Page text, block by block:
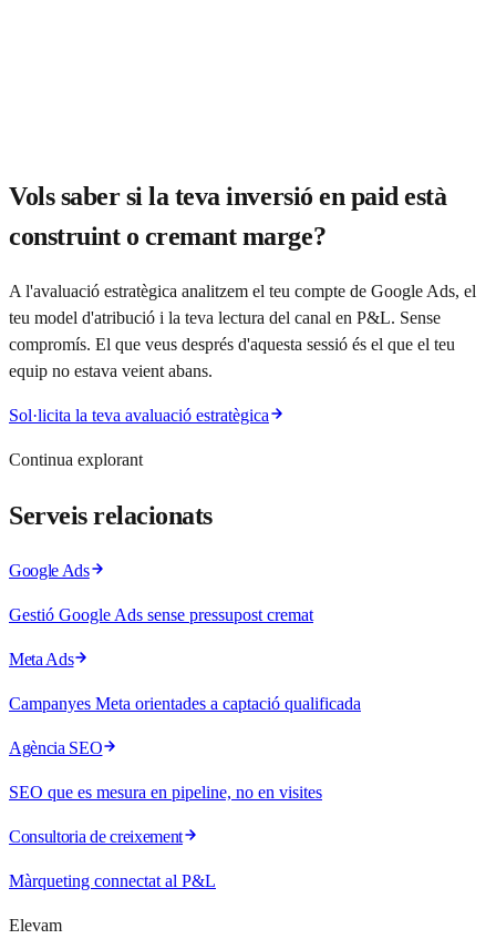
Vols saber si la teva inversió en paid està
construint o cremant marge?
A l'avaluació estratègica analitzem el teu compte de Google Ads, el
teu model d'atribució i la teva lectura del canal en P&L. Sense
compromís. El que veus després d'aquesta sessió és el que el teu
equip no estava veient abans.
Sol·licita la teva avaluació estratègica
Continua explorant
Serveis relacionats
Google Ads
Gestió Google Ads sense pressupost cremat
Meta Ads
Campanyes Meta orientades a captació qualificada
Agència SEO
SEO que es mesura en pipeline, no en visites
Consultoria de creixement
Màrqueting connectat al P&L
Elevam